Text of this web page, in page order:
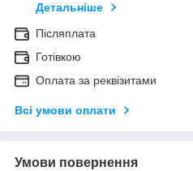
Детальніше
Післяплата
Готівкою
Оплата за реквізитами
Всі умови оплати
Умови повернення